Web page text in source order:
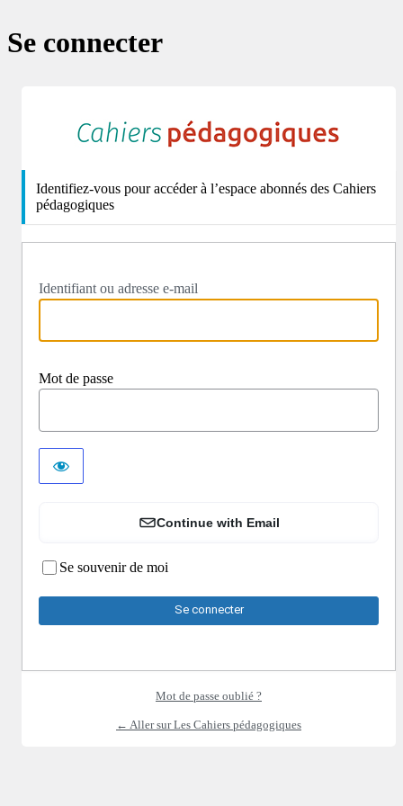
Se connecter
Identifiez-vous pour accéder à l’espace abonnés des Cahiers
pédagogiques
Identifiant ou adresse e-mail
Mot de passe
Continue with Email
Se souvenir de moi
Mot de passe oublié ?
← Aller sur Les Cahiers pédagogiques